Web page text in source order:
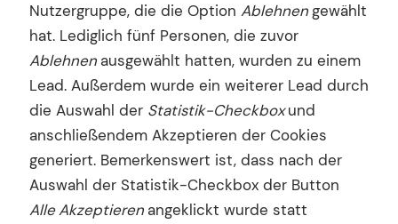
Nutzergruppe, die die Option Ablehnengewählt
hat. Lediglich fünf Personen, die zuvor
Ablehnenausgewählt hatten, wurden zu einem
Lead. Außerdem wurde ein weiterer Lead durch
die Auswahl der Statistik-Checkboxund
anschließendem Akzeptieren der Cookies
generiert. Bemerkenswert ist, dass nach der
Auswahl der Statistik-Checkbox der Button
Alle Akzeptierenangeklickt wurde statt